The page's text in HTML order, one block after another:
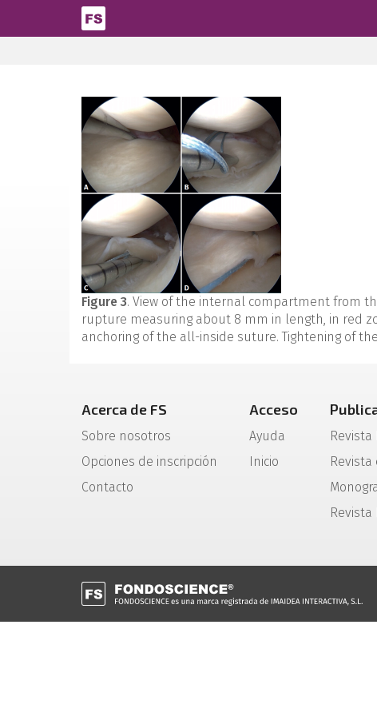
Pasar al contenido principal
Figure 3. View of the internal compartment from
rupture measuring about 8 mm in length, in red
anchoring of the all-inside suture. Tightening of
Acerca de FS
Sobre nosotros
Opciones de inscripción
Contacto
Acceso
Ayuda
Inicio
Revista
Revista
Revista